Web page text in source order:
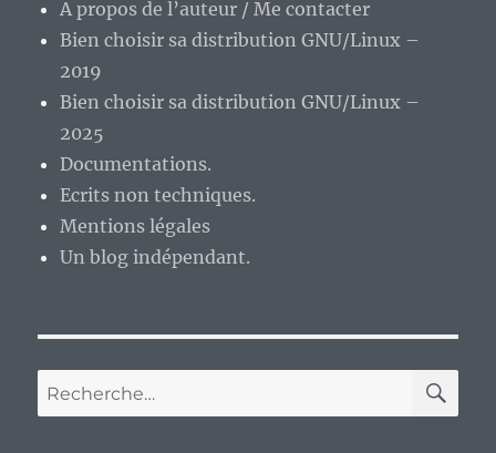
A propos de l’auteur / Me contacter
Bien choisir sa distribution GNU/Linux –
2019
Bien choisir sa distribution GNU/Linux –
2025
Documentations.
Ecrits non techniques.
Mentions légales
Un blog indépendant.
Recherche
pour :